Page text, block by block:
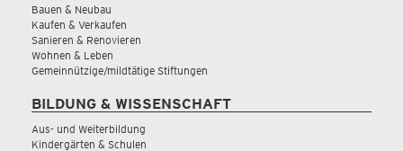
Bauen & Neubau
Kaufen & Verkaufen
Sanieren & Renovieren
Wohnen & Leben
Gemeinnützige/mildtätige Stiftungen
BILDUNG & WISSENSCHAFT
Aus- und Weiterbildung
Kindergärten & Schulen